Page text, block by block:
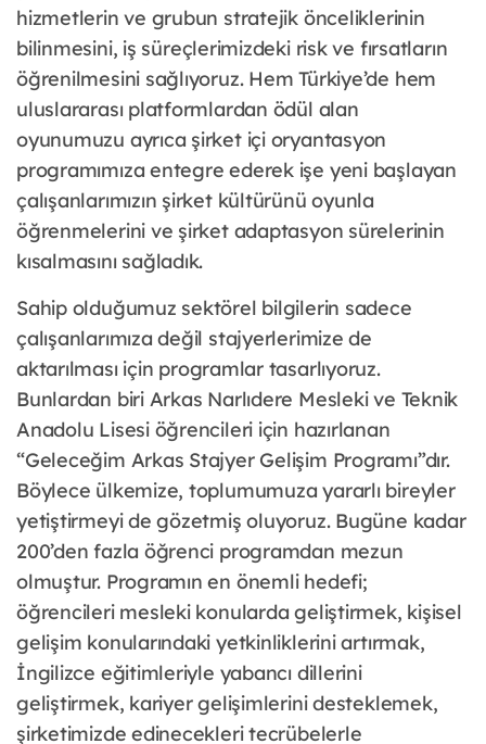
hizmetlerin ve grubun stratejik önceliklerinin
bilinmesini, iş süreçlerimizdeki risk ve fırsatların
öğrenilmesini sağlıyoruz. Hem Türkiye’de hem
uluslararası platformlardan ödül alan
oyunumuzu ayrıca şirket içi oryantasyon
programımıza entegre ederek işe yeni başlayan
çalışanlarımızın şirket kültürünü oyunla
öğrenmelerini ve şirket adaptasyon sürelerinin
kısalmasını sağladık.
Sahip olduğumuz sektörel bilgilerin sadece
çalışanlarımıza değil stajyerlerimize de
aktarılması için programlar tasarlıyoruz.
Bunlardan biri Arkas Narlıdere Mesleki ve Teknik
Anadolu Lisesi öğrencileri için hazırlanan
“Geleceğim Arkas Stajyer Gelişim Programı”dır.
Böylece ülkemize, toplumumuza yararlı bireyler
yetiştirmeyi de gözetmiş oluyoruz. Bugüne kadar
200’den fazla öğrenci programdan mezun
olmuştur. Programın en önemli hedefi;
öğrencileri mesleki konularda geliştirmek, kişisel
gelişim konularındaki yetkinliklerini artırmak,
İngilizce eğitimleriyle yabancı dillerini
geliştirmek, kariyer gelişimlerini desteklemek,
şirketimizde edinecekleri tecrübelerle